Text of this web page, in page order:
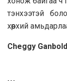
тэнхээтэй
хѳѳрхий
Cheggy Ganbold